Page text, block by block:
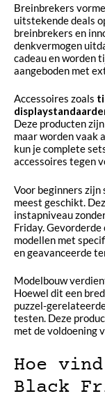
Breinbrekers
uitstekende deals
breinbrekers en
denkvermogen
cadeau en worden
aangeboden met
Accessoires zoals
Deze producten
maar worden vaak
kun je complete
accessoires tegen
Voor beginners
meest geschikt.
instapniveau
Friday.
modellen met
en geavanceerde
Modelbouw
Hoewel dit een
puzzel-
testen. Deze
met de voldoening
Hoe
Black